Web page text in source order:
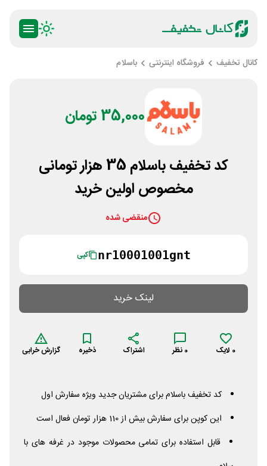
کانال تخفیف فروشگاه اینترنتی باسلام
35,000 تومان
کد تخفیف باسلام 35 هزار تومانی
مخصوص اولین خرید
منقضی شده
nr10001001gnt کپی
لینک خرید
0 لایک 0 نظر اشتراک ذخیره گزارش خرابی
کد تخفیف باسلام برای مشتریان جدید ویژه سفارش اول
این کوپن برای سفارش بیش از 110 هزار تومان فعال است
قابل استفاده برای تمامی محصولات موجود در غرفه های با